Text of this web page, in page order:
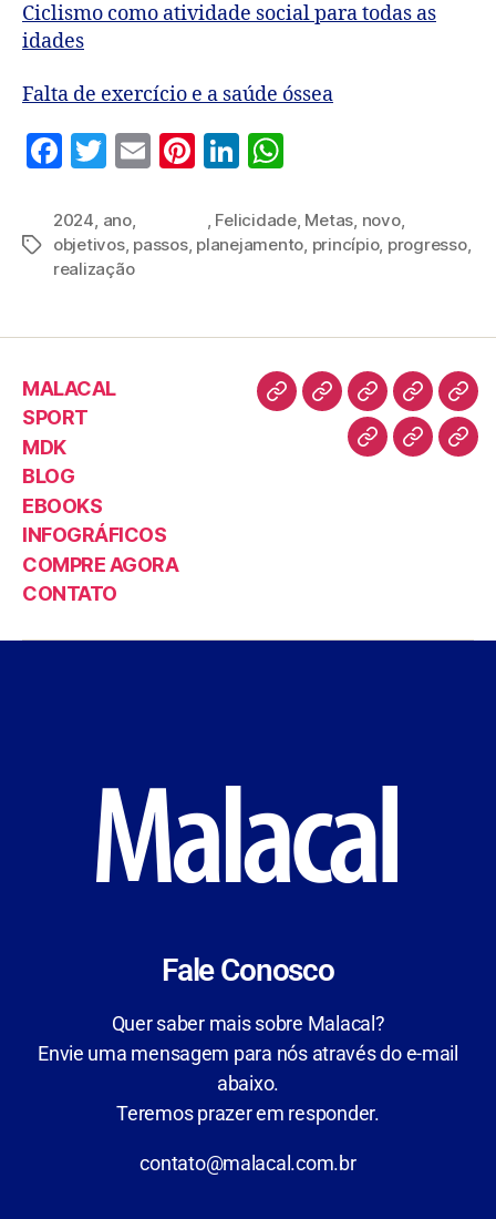
Ciclismo como atividade social para todas as
idades
Falta de exercício e a saúde óssea
F
c
e
o
k
T
itt
er
E
l
Pi
er
es
Li
k
e
n
at
s
p
p
2024, ano, , Felicidade, Metas, novo,
objetivos, passos, planejamento, princípio, progresso,
realização
MALACAL
SPORT
MDK
BLOG
EBOOKS
INFOGRÁFICOS
COMPRE AGORA
CONTATO
Fale Conosco
Quer saber mais sobre Malacal?
Envie uma mensagem para nós através do e-mail
abaixo.
Teremos prazer em responder.
contato@malacal.com.br